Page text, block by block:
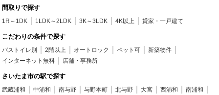
間取りで探す
1R～1DK 1LDK～2LDK 3K～3LDK 4K以上 貸家・一戸建て
こだわりの条件で探す
バストイレ別 2階以上 オートロック ペット可
新築物件
インターネット無料
店舗・事務所
さいたま市の駅で探す
武蔵浦和 中浦和 南与野 与野本町 北与野 大宮 西浦和
南浦和